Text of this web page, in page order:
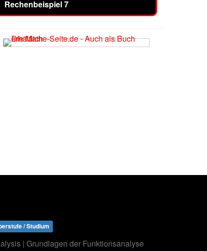
Rechenbeispiel 7
/ Studium
| Grundlagen der Funktionsanalyse